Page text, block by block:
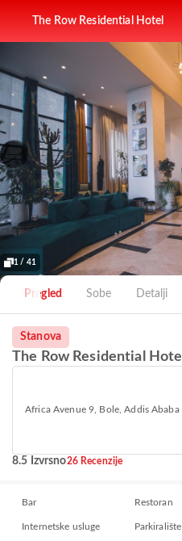
The Row Residential Hotel
1 / 41
Pregled Sobe Detalji
Stanova
The Row Residential Hotel
Africa Avenue 9, Bole, Addis Ababa
8.5 Izvrsno26 Recenzije
Bar Restoran
Internetske usluge Parkiralište